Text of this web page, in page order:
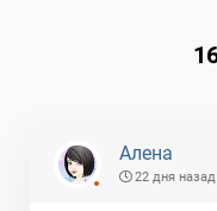
Алена
22 дня назад